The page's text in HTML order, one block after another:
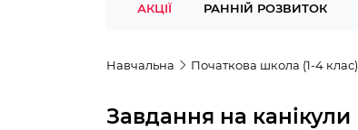
АКЦІЇ РАННІЙ РОЗВИТОК
Навчальна Початкова школа (1-4 клас)
Завдання на канікули